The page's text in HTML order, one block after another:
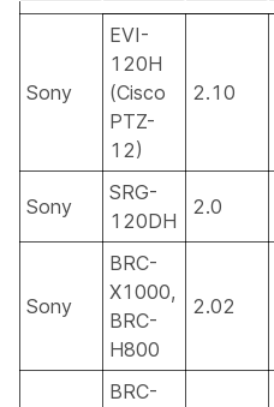
Sony
EVI-
120H
(Cisco
PTZ-
12)
2.10
Sony
SRG-
120DH
2.0
Sony
BRC-
X1000,
BRC-
H800
2.02
BRC-